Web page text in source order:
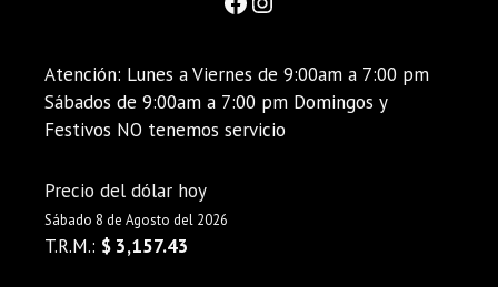
Atención: Lunes a Viernes de 9:00am a 7:00 pm
Sábados de 9:00am a 7:00 pm Domingos y
Festivos NO tenemos servicio
Precio del dólar hoy
Sábado 8 de Agosto del 2026
T.R.M.: $ 3,157.43